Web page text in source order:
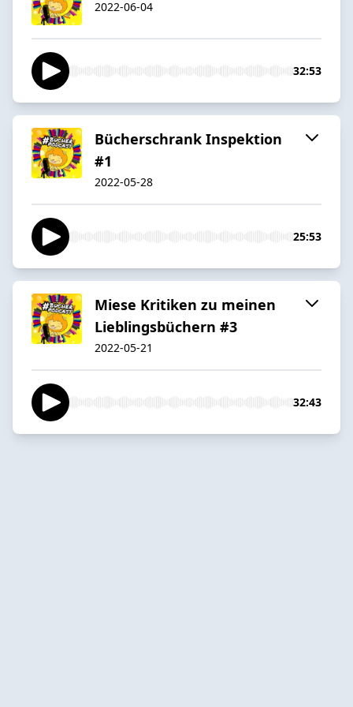
2022-06-04
32:53
Bücherschrank Inspektion
#1
2022-05-28
25:53
Miese Kritiken zu meinen
Lieblingsbüchern #3
2022-05-21
32:43